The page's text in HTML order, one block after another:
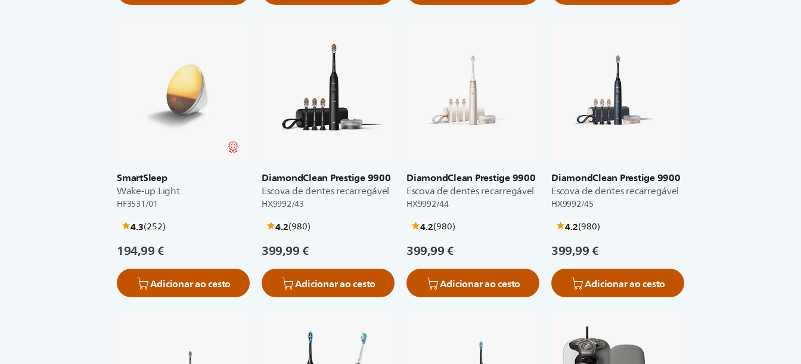
SmartSleep
Wake-up Light
HF3531/01
4.3(252críticas
)
194,99 €
Adicionar ao cesto
DiamondClean Prestige 9900
Escova de dentes recarregável
HX9992/43
4.2(980críticas
)
399,99 €
Adicionar ao cesto
DiamondClean Prestige 9900
Escova de dentes recarregável
HX9992/44
4.2(980críticas
)
399,99 €
Adicionar ao cesto
DiamondClean Prestige 9900
Escova de dentes recarregável
HX9992/45
4.2(980críticas
)
399,99 €
Adicionar ao cesto